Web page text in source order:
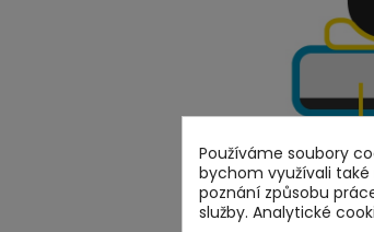
Používáme soubory
bychom využívali
poznání způsobu
služby. Analytické